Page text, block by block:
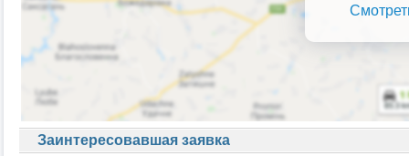
Заинтересовавшая заявка